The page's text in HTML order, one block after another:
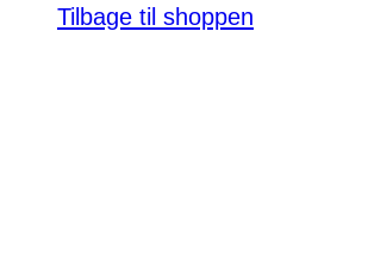
Tilbage til shoppen